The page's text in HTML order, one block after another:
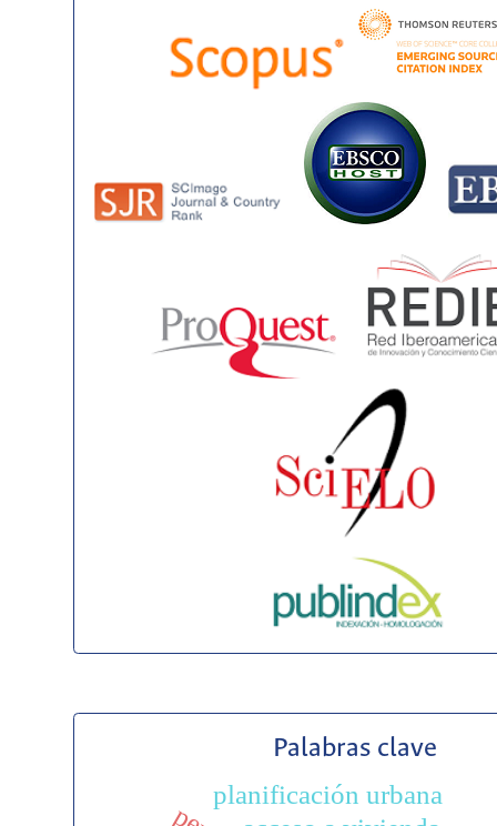
Palabras clave
planificación urbana